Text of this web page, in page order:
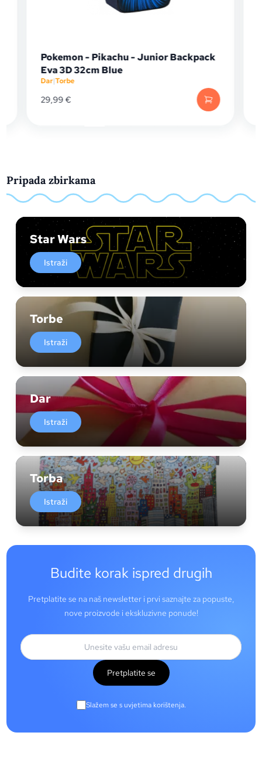
Pokemon - Pikachu - Junior Backpack
Eva 3D 32cm Blue
Dar|Torbe
29,99€
Pripada zbirkama
Star Wars
Istraži
Torbe
Istraži
Dar
Istraži
Torba
Istraži
Budite korak ispred drugih
Pretplatite se na naš newsletter i prvi saznajte za popuste,
nove proizvode i ekskluzivne ponude!
Pretplatite se
Slažem se s uvjetima korištenja.